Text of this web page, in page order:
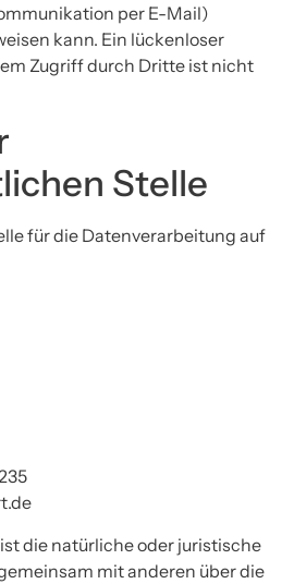
per E-Mail)
kann. Ein lückenloser
Zugriff durch Dritte ist nicht
Stelle
für die Datenverarbeitung auf
die natürliche oder juristische
mit anderen über die